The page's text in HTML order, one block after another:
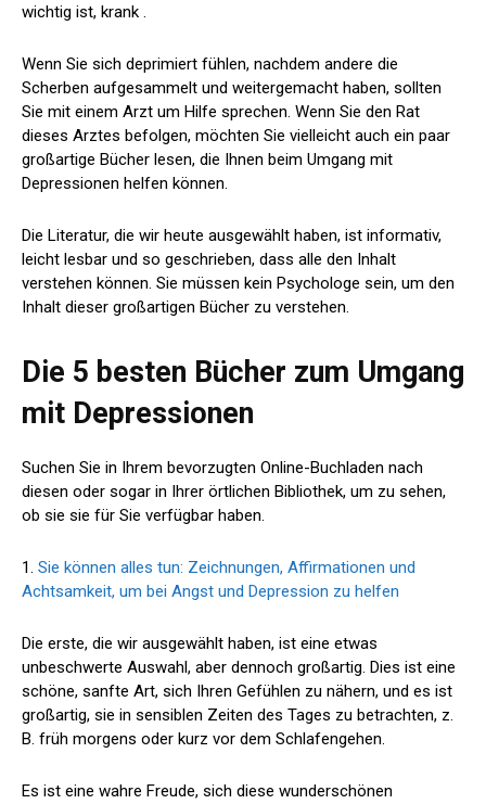
wichtig ist, krank .
Wenn Sie sich deprimiert fühlen, nachdem andere die
Scherben aufgesammelt und weitergemacht haben, sollten
Sie mit einem Arzt um Hilfe sprechen. Wenn Sie den Rat
dieses Arztes befolgen, möchten Sie vielleicht auch ein paar
großartige Bücher lesen, die Ihnen beim Umgang mit
Depressionen helfen können.
Die Literatur, die wir heute ausgewählt haben, ist informativ,
leicht lesbar und so geschrieben, dass alle den Inhalt
verstehen können. Sie müssen kein Psychologe sein, um den
Inhalt dieser großartigen Bücher zu verstehen.
Die 5 besten Bücher zum Umgang
mit Depressionen
Suchen Sie in Ihrem bevorzugten Online-Buchladen nach
diesen oder sogar in Ihrer örtlichen Bibliothek, um zu sehen,
ob sie sie für Sie verfügbar haben.
1. Sie können alles tun: Zeichnungen, Affirmationen und
Achtsamkeit, um bei Angst und Depression zu helfen
Die erste, die wir ausgewählt haben, ist eine etwas
unbeschwerte Auswahl, aber dennoch großartig. Dies ist eine
schöne, sanfte Art, sich Ihren Gefühlen zu nähern, und es ist
großartig, sie in sensiblen Zeiten des Tages zu betrachten, z.
B. früh morgens oder kurz vor dem Schlafengehen.
Es ist eine wahre Freude, sich diese wunderschönen